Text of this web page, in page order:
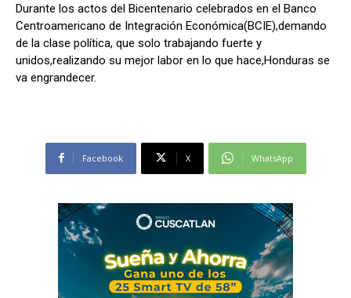
Durante los actos del Bicentenario celebrados en el Banco
Centroamericano de Integración Económica(BCIE),demando
de la clase política, que solo trabajando fuerte y
unidos,realizando su mejor labor en lo que hace,Honduras se
va engrandecer.
Facebook X WhatsApp